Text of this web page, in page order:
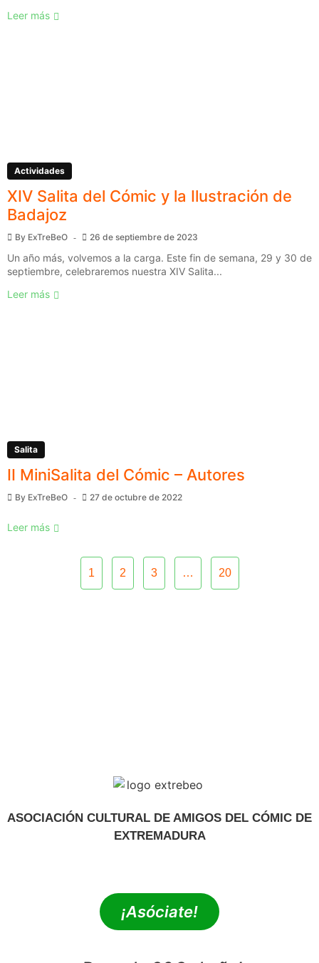
Leer más
Actividades
XIV Salita del Cómic y la Ilustración de
Badajoz
By ExTreBeO 26 de septiembre de 2023
Un año más, volvemos a la carga. Este fin de semana, 29 y 30 de
septiembre, celebraremos nuestra XIV Salita...
Leer más
Salita
II MiniSalita del Cómic – Autores
By ExTreBeO 27 de octubre de 2022
Leer más
1 2 3 … 20
ASOCIACIÓN CULTURAL DE AMIGOS DEL CÓMIC DE
EXTREMADURA
¡Asóciate!